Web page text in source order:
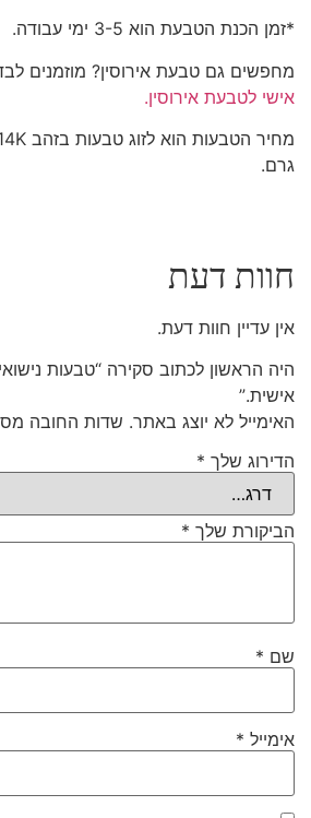
*זמן הכנת הטבעת הוא 3-5 ימי עבודה.
מחפשים גם טבעת אירוסין? מוזמנים
אישי לטבעת אירוסין.
גרם.
חוות דעת
אין עדיין חוות דעת.
היה הראשון לכתוב סקירה “טבעות
אישית.”
האימייל לא יוצג באתר. שדות החובה
הדירוג שלך *
הביקורת שלך *
שם *
אימייל *